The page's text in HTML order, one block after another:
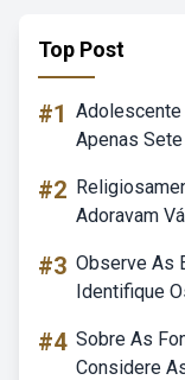
Top Post
#1 Adolescente
Apenas
#2
Adoravam
#3 Observe As
Identifique
#4 Sobre As
Considere